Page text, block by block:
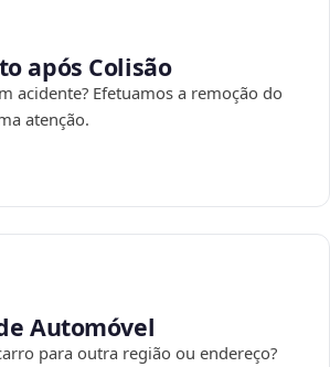
após Colisão
acidente? Efetuamos a remoção do
atenção.
Automóvel
para outra região ou endereço?